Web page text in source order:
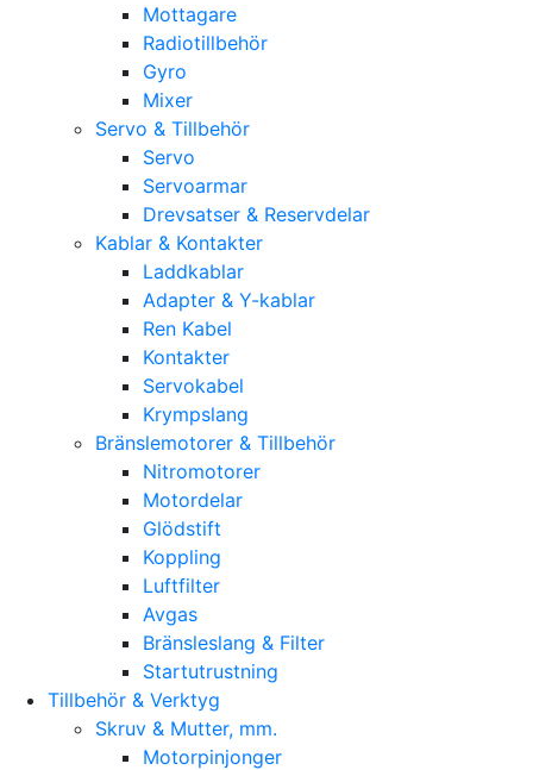
Mottagare
Radiotillbehör
Gyro
Mixer
Servo & Tillbehör
Servo
Servoarmar
Drevsatser & Reservdelar
Kablar & Kontakter
Laddkablar
Adapter & Y-kablar
Ren Kabel
Kontakter
Servokabel
Krympslang
Bränslemotorer & Tillbehör
Nitromotorer
Motordelar
Glödstift
Koppling
Luftfilter
Avgas
Bränsleslang & Filter
Startutrustning
Tillbehör & Verktyg
Skruv & Mutter, mm.
Motorpinjonger